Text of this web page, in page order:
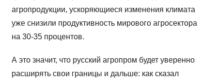
агропродукции, ускоряющиеся изменения климата
уже снизили продуктивность мирового агросектора
на 30-35 процентов.
А это значит, что русский агропром будет уверенно
расширять свои границы и дальше: как сказал